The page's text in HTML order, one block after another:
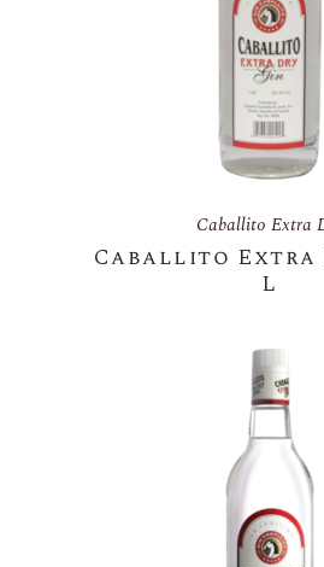
Caballito Extra
Caballito Extra
L